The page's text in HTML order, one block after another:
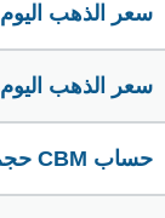
سعر الذهب اليوم عيار
سعر الذهب اليوم عيار
حساب CBM حجم الشحنة التجارية